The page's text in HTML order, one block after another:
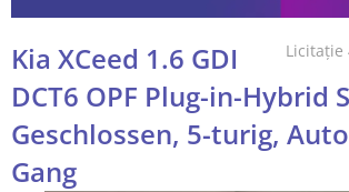
Licitație
Kia XCeed 1.6 GDI
DCT6 OPF Plug-in-Hybrid
Geschlossen, 5-turig,
Gang